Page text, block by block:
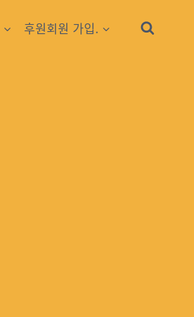
후원회원 가입.